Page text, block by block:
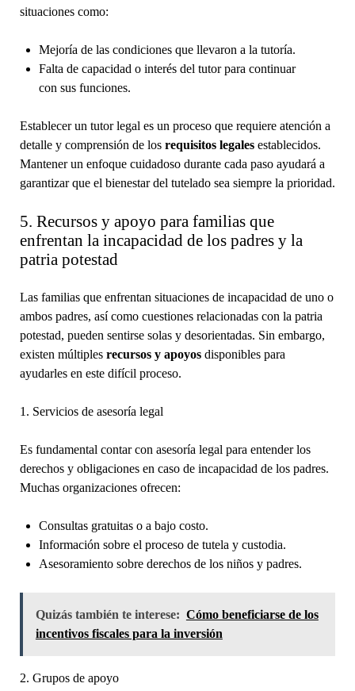
situaciones como:
Mejoría de las condiciones que llevaron a la tutoría.
Falta de capacidad o interés del tutor para continuar
con sus funciones.
Establecer un tutor legal es un proceso que requiere atención a
detalle y comprensión de los requisitos legalesestablecidos.
Mantener un enfoque cuidadoso durante cada paso ayudará a
garantizar que el bienestar del tutelado sea siempre la prioridad.
5. Recursos y apoyo para familias que
enfrentan la incapacidad de los padres y la
patria potestad
Las familias que enfrentan situaciones de incapacidad de uno o
ambos padres, así como cuestiones relacionadas con la patria
potestad, pueden sentirse solas y desorientadas. Sin embargo,
existen múltiples recursos y apoyosdisponibles para
ayudarles en este difícil proceso.
1. Servicios de asesoría legal
Es fundamental contar con asesoría legal para entender los
derechos y obligaciones en caso de incapacidad de los padres.
Muchas organizaciones ofrecen:
Consultas gratuitas o a bajo costo.
Información sobre el proceso de tutela y custodia.
Asesoramiento sobre derechos de los niños y padres.
Quizás también te interese: Cómo beneficiarse de los
incentivos fiscales para la inversión
2. Grupos de apoyo